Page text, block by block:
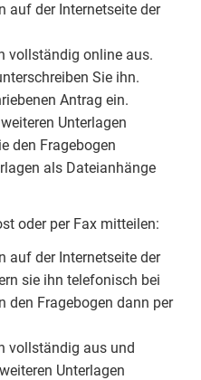
auf der Internetseite der
vollständig online aus.
Sie ihn.
Antrag ein.
Unterlagen
den Fragebogen
als Dateianhänge
oder per Fax mitteilen:
auf der Internetseite der
sie ihn telefonisch bei
den Fragebogen dann per
vollständig aus und
Unterlagen